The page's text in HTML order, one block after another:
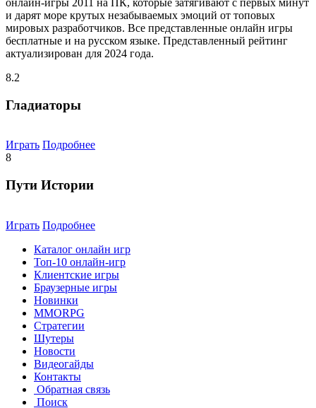
и дарят море крутых незабываемых эмоций от топовых
мировых разработчиков. Все представленные онлайн игры
бесплатные и на русском языке. Представленный рейтинг
актуализирован для 2024 года.
8.2
Гладиаторы
Играть Подробнее
8
Пути Истории
Играть Подробнее
Каталог онлайн игр
Топ-10 онлайн-игр
Клиентские игры
Браузерные игры
Новинки
MMORPG
Стратегии
Шутеры
Новости
Видеогайды
Контакты
Обратная связь
Поиск